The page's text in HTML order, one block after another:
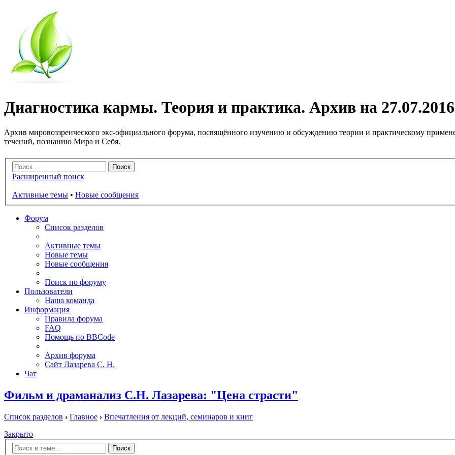
Диагностика кармы. Теория и практика. Архив на 27.07.2016
Архив мировоззренческого экс-официального форума, посвящённого изучению и обсуждению теории и практическому
течений, познанию Мира и Себя.
Расширенный поиск
Активные темы • Новые сообщения
Форум
Список разделов
Активные темы
Новые темы
Новые сообщения
Поиск по форуму
Пользователи
Наша команда
Информация
Правила форума
FAQ
Помощь по BBCode
Архив форума
Сайт Лазарева С. Н.
Чат
Фильм и драманализ С.Н. Лазарева: "Цена страсти"
Список разделов › Главное › Впечатления от лекций, семинаров и книг
Закрыто